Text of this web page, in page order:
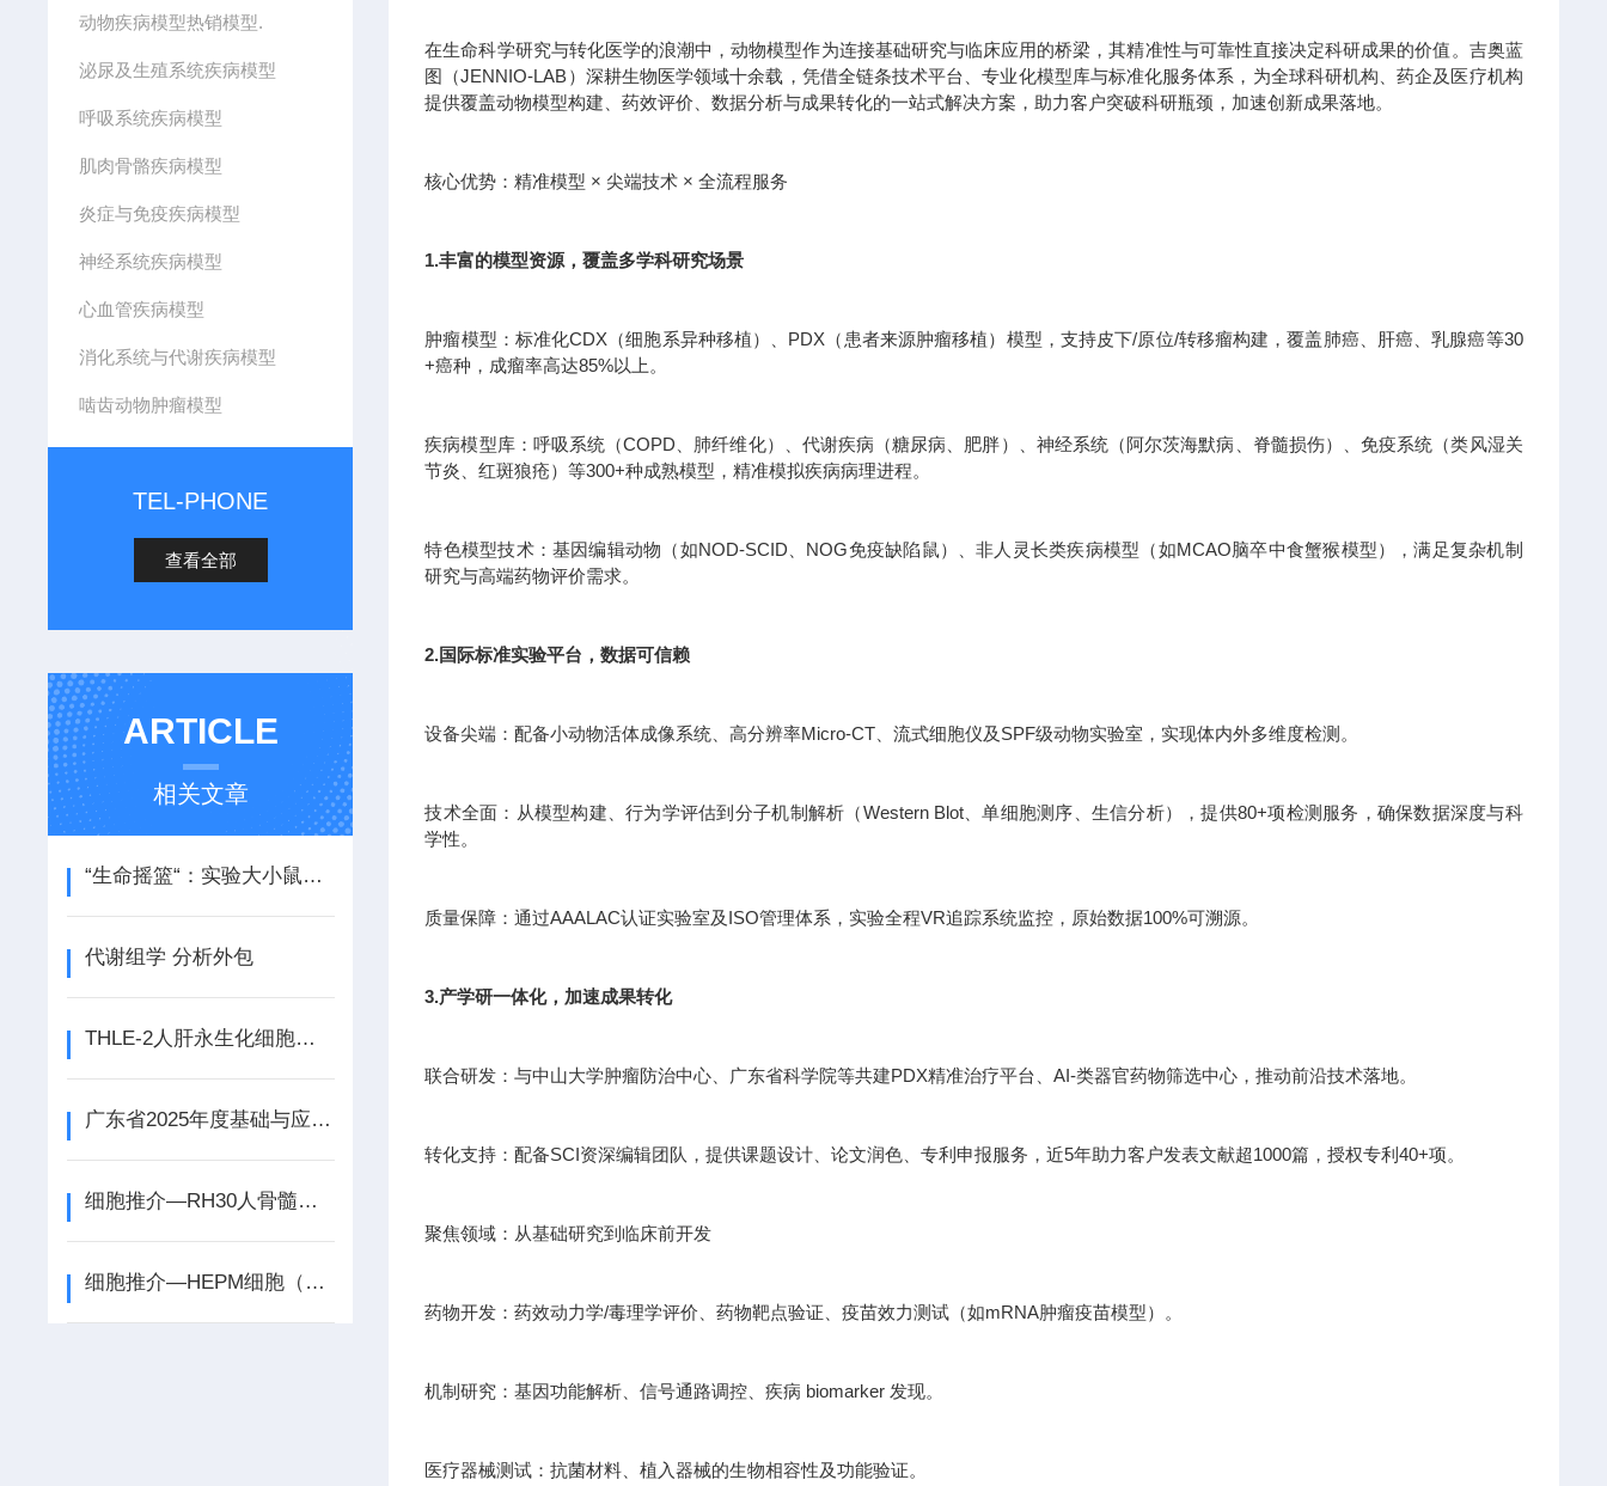
动物疾病模型热销模型.
泌尿及生殖系统疾病模型
呼吸系统疾病模型
肌肉骨骼疾病模型
炎症与免疫疾病模型
神经系统疾病模型
心血管疾病模型
消化系统与代谢疾病模型
啮齿动物肿瘤模型
TEL-PHONE
查看全部
ARTICLE
相关文章
“生命摇篮“：实验大小鼠代养繁育的科学与艺术
代谢组学 分析外包
THLE-2人肝永生化细胞：探索生命之河的永动轮
广东省2025年度基础与应用基础研究基金企业联合基金项目申报中
细胞推介—RH30人骨髓横纹肌肉癌细胞
细胞推介—HEPM细胞（人胚胎腭间充质细胞）
在生命科学研究与转化医学的浪潮中，动物模型作为连接基础研究与临床应用的桥梁，其精准性与可靠性直接决定科研成果的价值。吉奥蓝
图（JENNIO-LAB）深耕生物医学领域十余载，凭借全链条技术平台、专业化模型库与标准化服务体系，为全球科研机构、药企及医疗机构
提供覆盖动物模型构建、药效评价、数据分析与成果转化的一站式解决方案，助力客户突破科研瓶颈，加速创新成果落地。
核心优势：精准模型 × 尖端技术 × 全流程服务
1.丰富的模型资源，覆盖多学科研究场景
肿瘤模型：标准化CDX（细胞系异种移植）、PDX（患者来源肿瘤移植）模型，支持皮下/原位/转移瘤构建，覆盖肺癌、肝癌、乳腺癌等30
+癌种，成瘤率高达85%以上。
疾病模型库：呼吸系统（COPD、肺纤维化）、代谢疾病（糖尿病、肥胖）、神经系统（阿尔茨海默病、脊髓损伤）、免疫系统（类风湿关
节炎、红斑狼疮）等300+种成熟模型，精准模拟疾病病理进程。
特色模型技术：基因编辑动物（如NOD-SCID、NOG免疫缺陷鼠）、非人灵长类疾病模型（如MCAO脑卒中食蟹猴模型），满足复杂机制
研究与高端药物评价需求。
2.国际标准实验平台，数据可信赖
设备尖端：配备小动物活体成像系统、高分辨率Micro-CT、流式细胞仪及SPF级动物实验室，实现体内外多维度检测。
技术全面：从模型构建、行为学评估到分子机制解析（Western Blot、单细胞测序、生信分析），提供80+项检测服务，确保数据深度与科
学性。
质量保障：通过AAALAC认证实验室及ISO管理体系，实验全程VR追踪系统监控，原始数据100%可溯源。
3.产学研一体化，加速成果转化
联合研发：与中山大学肿瘤防治中心、广东省科学院等共建PDX精准治疗平台、AI-类器官药物筛选中心，推动前沿技术落地。
转化支持：配备SCI资深编辑团队，提供课题设计、论文润色、专利申报服务，近5年助力客户发表文献超1000篇，授权专利40+项。
聚焦领域：从基础研究到临床前开发
药物开发：药效动力学/毒理学评价、药物靶点验证、疫苗效力测试（如mRNA肿瘤疫苗模型）。
机制研究：基因功能解析、信号通路调控、疾病 biomarker 发现。
医疗器械测试：抗菌材料、植入器械的生物相容性及功能验证。